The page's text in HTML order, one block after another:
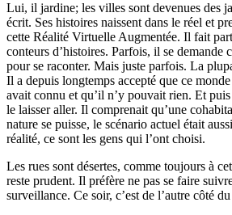
Lui, il jardine; les villes sont devenues des
écrit. Ses histoires naissent dans le réel et
cette Réalité Virtuelle Augmentée. Il fait
conteurs d’histoires. Parfois, il se demande
pour se raconter. Mais juste parfois. La
Il a depuis longtemps accepté que ce
avait connu et qu’il n’y pouvait rien. Et puis
le laisser aller. Il comprenait qu’une
nature se puisse, le scénario actuel était
réalité, ce sont les gens qui l’ont choisi.
Les rues sont désertes, comme toujours à
reste prudent. Il préfère ne pas se faire
surveillance. Ce soir, c’est de l’autre côté